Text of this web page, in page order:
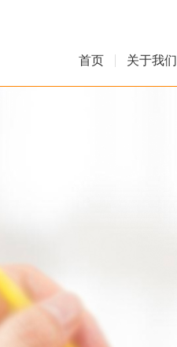
首页 关于我们